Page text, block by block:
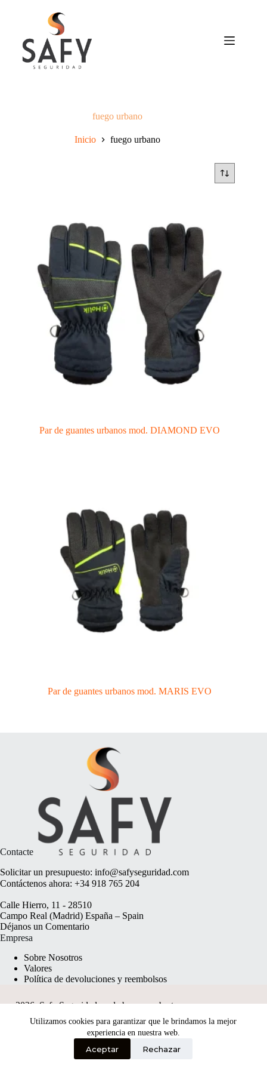
Utilizamos cookies para garantizar que le brindamos la mejor
experiencia en nuestra web.
Aceptar Rechazar
fuego urbano
Inicio fuego urbano
Par de guantes urbanos mod. DIAMOND EVO
Par de guantes urbanos mod. MARIS EVO
Contacte
Solicitar un presupuesto: info@safyseguridad.com
Contáctenos ahora: +34 918 765 204
Calle Hierro, 11 - 28510
Campo Real (Madrid) España – Spain
Déjanos un Comentario
Empresa
Sobre Nosotros
Valores
Política de devoluciones y reembolsos
2026, Safy Seguridad made byanyweb.pt